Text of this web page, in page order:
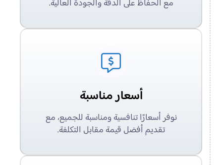
مع الحفاظ على الدقة والجودة العالية.
أسعار مناسبة
نوفر أسعارًا تنافسية ومناسبة للجميع، مع
تقديم أفضل قيمة مقابل التكلفة.